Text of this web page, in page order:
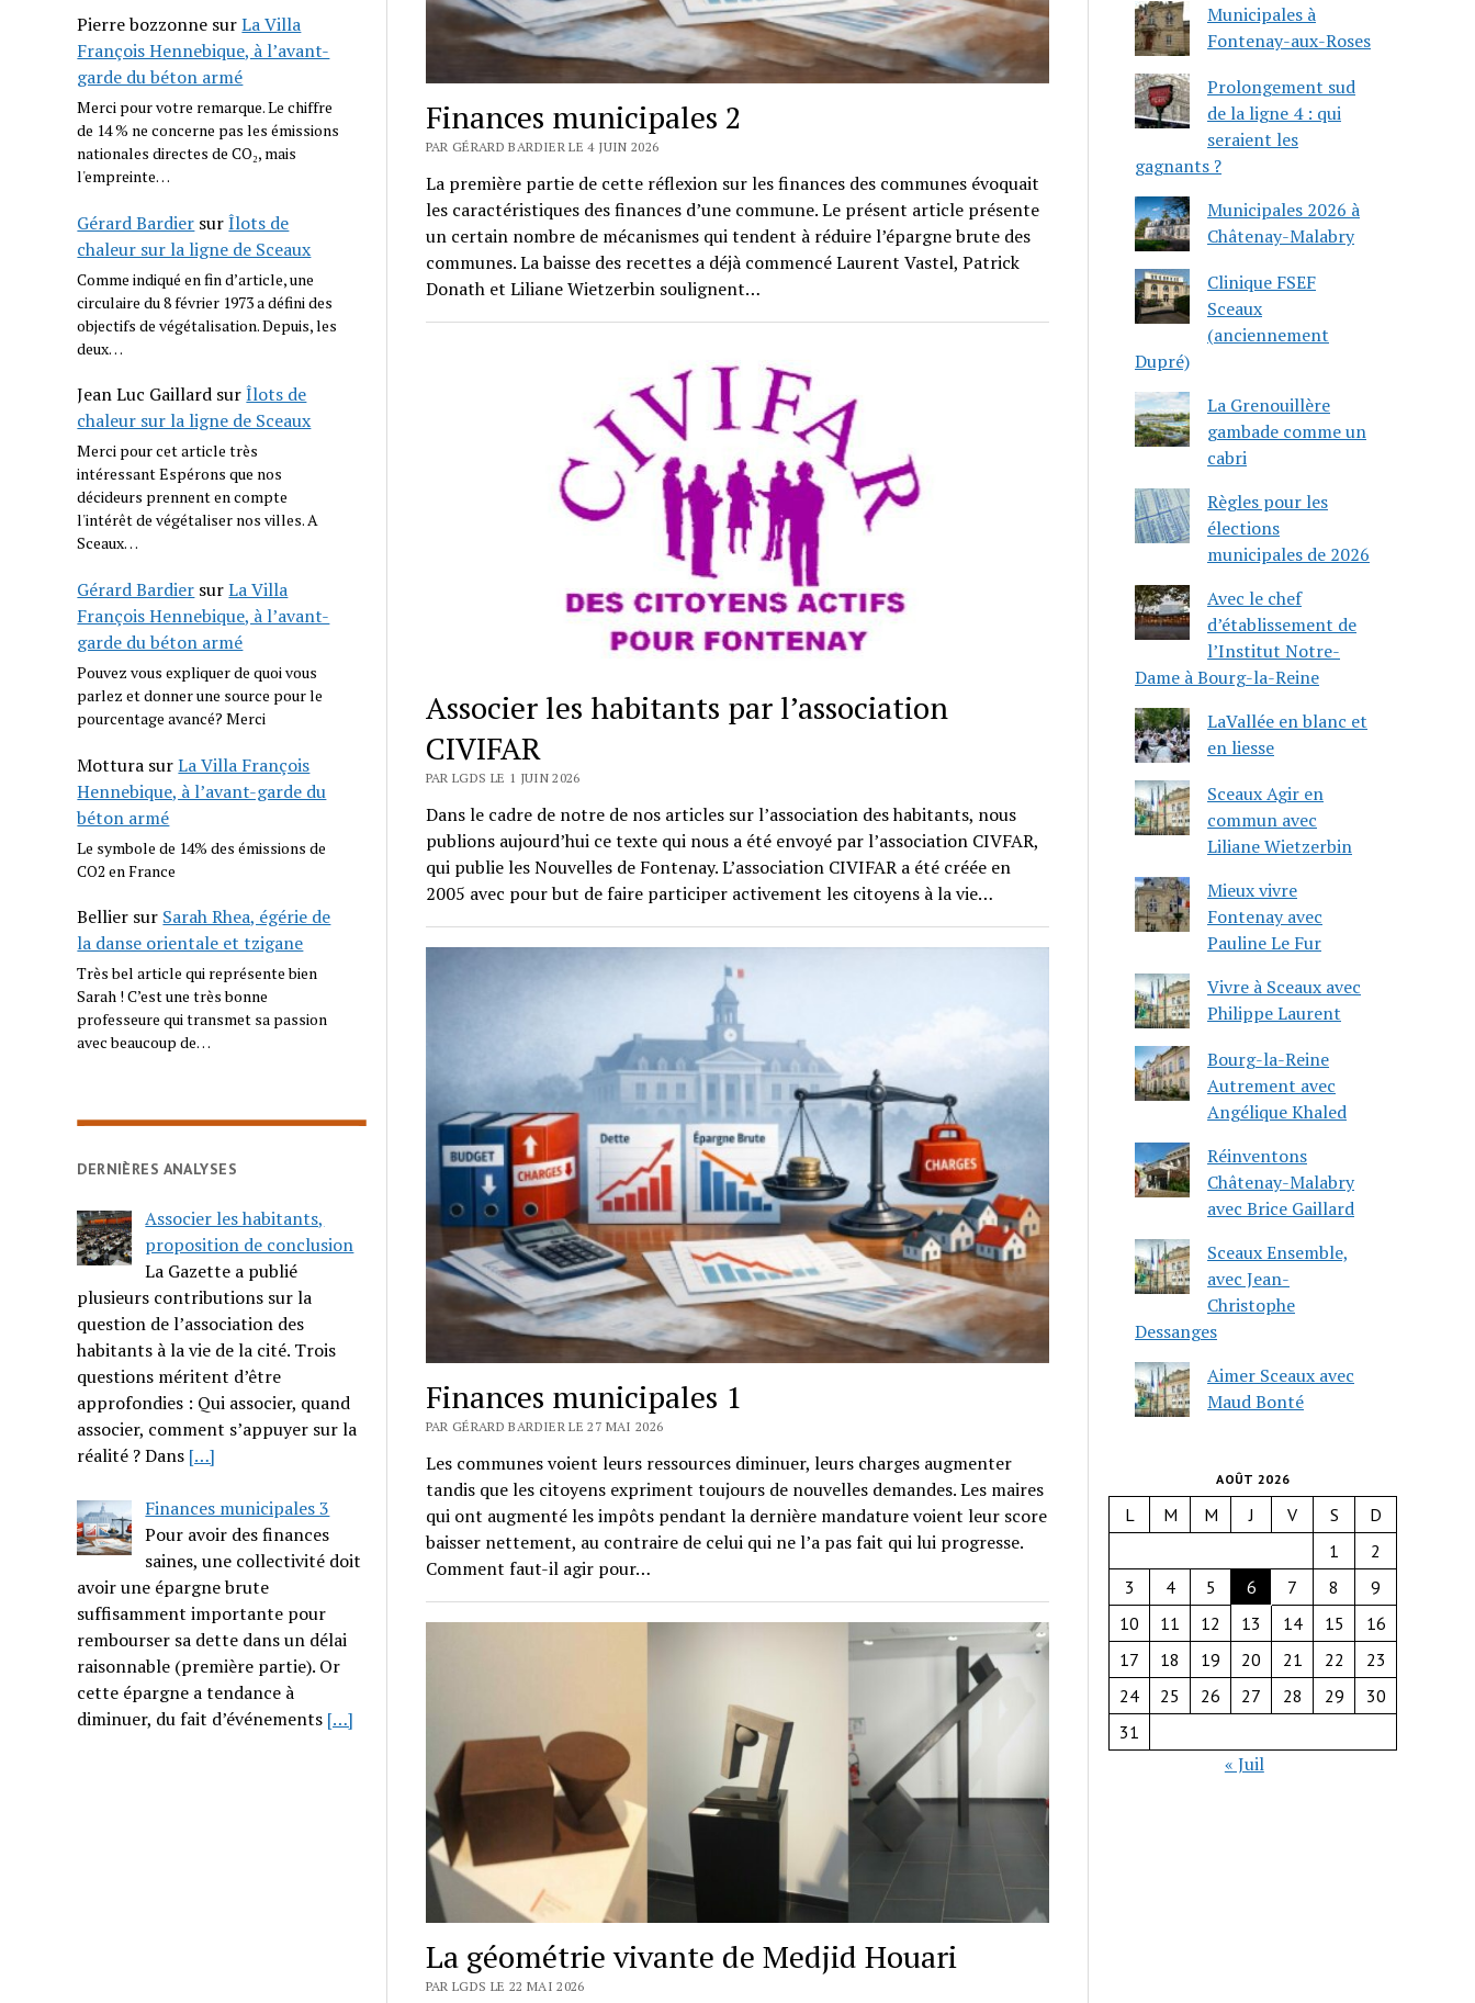
Pierre bozzonne surLa Villa
François Hennebique, à l’avant-
garde du béton armé
Merci pour votre remarque. Le chiffre
de 14 % ne concerne pas les émissions
nationales directes de CO₂, mais
l'empreinte…
Gérard Bardier surÎlots de
chaleur sur la ligne de Sceaux
Comme indiqué en fin d’article, une
circulaire du 8 février 1973 a défini des
objectifs de végétalisation. Depuis, les
deux…
Jean Luc Gaillard surÎlots de
chaleur sur la ligne de Sceaux
Merci pour cet article très
intéressant Espérons que nos
décideurs prennent en compte
l'intérêt de végétaliser nos villes. A
Sceaux…
Gérard Bardier surLa Villa
François Hennebique, à l’avant-
garde du béton armé
Pouvez vous expliquer de quoi vous
parlez et donner une source pour le
pourcentage avancé? Merci
Mottura surLa Villa François
Hennebique, à l’avant-garde du
béton armé
Le symbole de 14% des émissions de
CO2 en France
Bellier sur Sarah Rhea, égérie de
la danse orientale et tzigane
Très bel article qui représente bien
Sarah ! C’est une très bonne
professeure qui transmet sa passion
avec beaucoup de…
DERNIÈRES ANALYSES
Associer les habitants,
proposition de conclusion
La Gazette a publié
plusieurs contributions sur la
question de l’association des
habitants à la vie de la cité. Trois
questions méritent d’être
approfondies : Qui associer, quand
associer, comment s’appuyer sur la
réalité ? Dans […]
Finances municipales 3
Pour avoir des finances
saines, une collectivité doit
avoir une épargne brute
suffisamment importante pour
rembourser sa dette dans un délai
raisonnable (première partie). Or
cette épargne a tendance à
diminuer, du fait d’événements […]
Finances municipales 2
PAR GÉRARD BARDIER LE 4 JUIN 2026
La première partie de cette réflexion sur les finances des communes évoquait
les caractéristiques des finances d’une commune. Le présent article présente
un certain nombre de mécanismes qui tendent à réduire l’épargne brute des
communes. La baisse des recettes a déjà commencé Laurent Vastel, Patrick
Donath et Liliane Wietzerbin soulignent…
Associer les habitants par l’association
CIVIFAR
PAR LGDS LE 1 JUIN 2026
Dans le cadre de notre de nos articles sur l’association des habitants, nous
publions aujourd’hui ce texte qui nous a été envoyé par l’association CIVFAR,
qui publie les Nouvelles de Fontenay. L’association CIVIFAR a été créée en
2005 avec pour but de faire participer activement les citoyens à la vie…
Finances municipales 1
PAR GÉRARD BARDIER LE 27 MAI 2026
Les communes voient leurs ressources diminuer, leurs charges augmenter
tandis que les citoyens expriment toujours de nouvelles demandes. Les maires
qui ont augmenté les impôts pendant la dernière mandature voient leur score
baisser nettement, au contraire de celui qui ne l’a pas fait qui lui progresse.
Comment faut-il agir pour…
La géométrie vivante de Medjid Houari
PAR LGDS LE 22 MAI 2026
Municipales à
Fontenay-aux-Roses
Prolongement sud
de la ligne 4 : qui
seraient les
gagnants ?
Municipales 2026 à
Châtenay-Malabry
Clinique FSEF
Sceaux
(anciennement
Dupré)
La Grenouillère
gambade comme un
cabri
Règles pour les
élections
municipales de 2026
Avec le chef
d’établissement de
l’Institut Notre-
Dame à Bourg-la-Reine
LaVallée en blanc et
en liesse
Sceaux Agir en
commun avec
Liliane Wietzerbin
Mieux vivre
Fontenay avec
Pauline Le Fur
Vivre à Sceaux avec
Philippe Laurent
Bourg-la-Reine
Autrement avec
Angélique Khaled
Réinventons
Châtenay-Malabry
avec Brice Gaillard
Sceaux Ensemble,
avec Jean-
Christophe
Dessanges
Aimer Sceaux avec
Maud Bonté
AOÛT 2026
L M M J V S
D
1
2
3
4 5 6 7 8
9
10
11 12 13 14 15
16
17
18 19 20 21 22
23
24
25 26 27 28 29
30
31
« Juil